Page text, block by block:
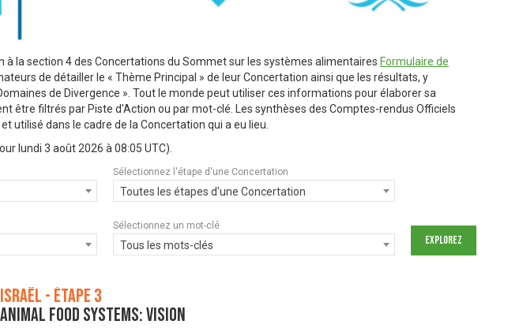
la section 4 des Concertations du Sommet sur les systèmes alimentaires Formulaire de
de détailler le « Thème Principal » de leur Concertation ainsi que les résultats, y
de Divergence ». Tout le monde peut utiliser ces informations pour élaborer sa
être filtrés par Piste d'Action ou par mot-clé. Les synthèses des Comptes-rendus Officiels
et utilisé dans le cadre de la Concertation qui a eu lieu.
lundi 3 août 2026 à 08:05 UTC).
Sélectionnez l'étape d'une Concertation
Toutes les étapes d'une Concertation
Sélectionnez un mot-clé
Tous les mots-clés
Israël - Étape 3
Animal food systems: Vision